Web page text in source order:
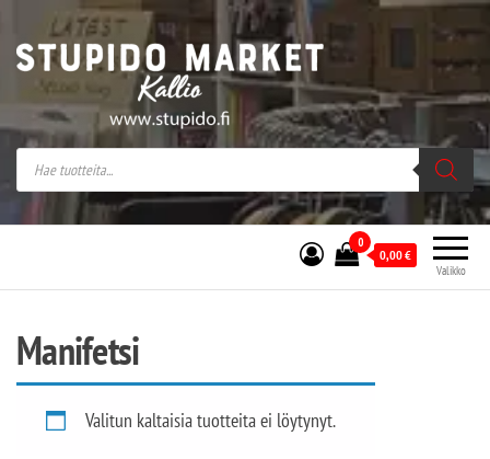
Stupido Market – verkossa ja kivijalassa
Stupido Market on vaihtoehtomusaan
erikoistunut verkko- sekä
kivijalkakauppa Helsingissä Kallion
sydämessä.
Valikko
0
0,00€
Manifetsi
Valitun kaltaisia tuotteita ei löytynyt.